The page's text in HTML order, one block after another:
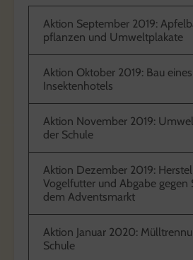
Aktion September 2019:
pflanzen und Umweltplakate
Aktion Oktober 2019: Bau eines
Insektenhotels
Aktion November 2019:
der Schule
Aktion Dezember 2019:
Vogelfutter und Abgabe gegen
dem Adventsmarkt
Aktion Januar 2020:
Schule